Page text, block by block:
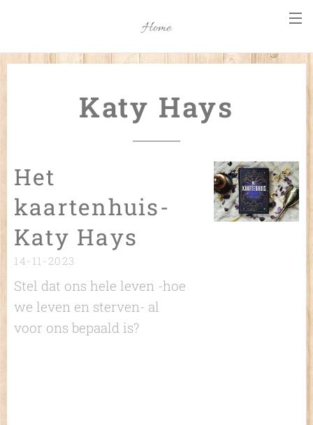
Home
Katy Hays
Het
kaartenhuis-
Katy Hays
14-11-2023
Stel dat ons hele leven -hoe
we leven en sterven- al
voor ons bepaald is?